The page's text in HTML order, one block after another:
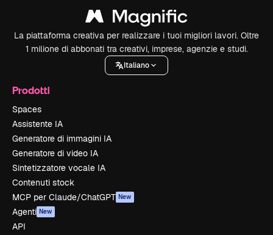
La piattaforma creativa per realizzare i tuoi migliori lavori. Oltre
1 milione di abbonati tra creativi, imprese, agenzie e studi.
Italiano
Prodotti
Spaces
Assistente IA
Generatore di immagini IA
Generatore di video IA
Sintetizzatore vocale IA
Contenuti stock
MCP per Claude/ChatGPT New
Agenti New
API